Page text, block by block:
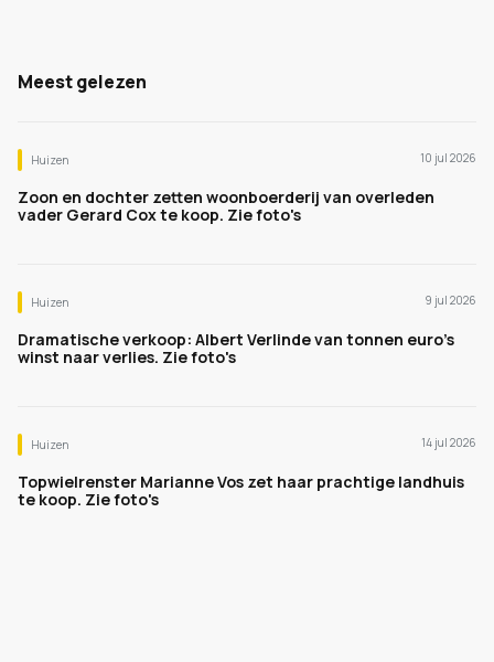
Meest gelezen
Huizen 10 jul 2026
Zoon en dochter zetten woonboerderij van overleden
vader Gerard Cox te koop. Zie foto's
Huizen 9 jul 2026
Dramatische verkoop: Albert Verlinde van tonnen euro's
winst naar verlies. Zie foto's
Huizen 14 jul 2026
Topwielrenster Marianne Vos zet haar prachtige landhuis
te koop. Zie foto's